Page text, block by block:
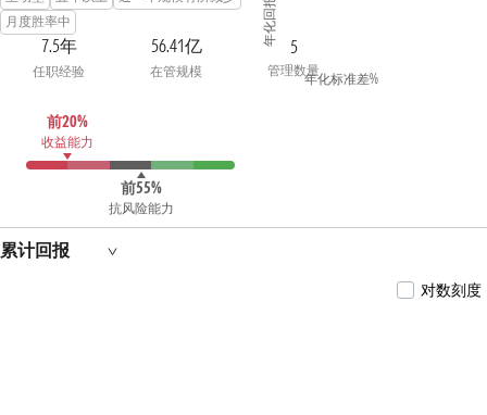
巢添汇纯债债券型证券投资基金、蜂巢添幂中
短债债券型证券投资基金、蜂巢丰业纯债一年
定期开放债券型发起式证券投资基金、蜂巢丰
鑫纯债一年定期开放债券型发起式证券投资基
月度胜率中
7.5年
任职经验
56.41亿
在管规模
5
管理数量
前20%
收益能力
前55%
抗风险能力
年化回报 %
年化标准差%
累计回报
对数刻度